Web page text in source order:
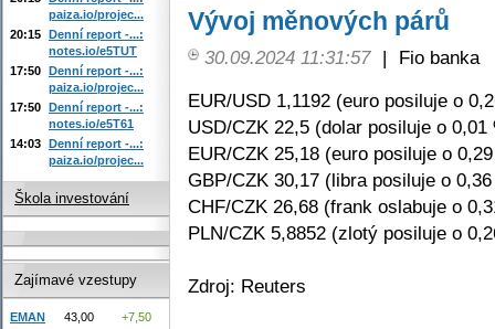
Vývoj měnových párů
30.09.2024 11:31:57 |
Fio banka
EUR/USD 1,1192 (euro posiluje o
USD/CZK 22,5 (dolar posiluje o 0,01
EUR/CZK 25,18 (euro posiluje o
GBP/CZK 30,17 (libra posiluje o
CHF/CZK 26,68 (frank oslabuje o
PLN/CZK 5,8852 (zlotý posiluje o
Zdroj: Reuters
paiza.io/projec...
20:15 Denní report -...:
notes.io/e5TUT
17:50 Denní report -...:
paiza.io/projec...
17:50 Denní report -...:
notes.io/e5T61
14:03 Denní report -...:
paiza.io/projec...
Škola investování
Zajímavé vzestupy
EMAN 43,00
+7,50